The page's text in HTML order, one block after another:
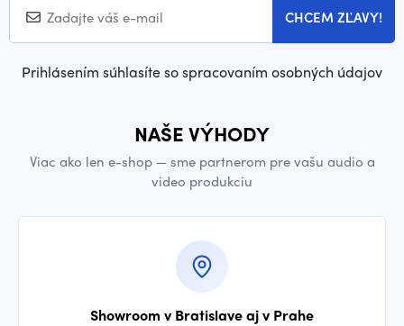
CHCEM ZĽAVY!
Prihlásením súhlasíte so spracovaním osobných údajov
NAŠE VÝHODY
Viac ako len e-shop — sme partnerom pre vašu audio a
video produkciu
Showroom v Bratislave aj v Prahe